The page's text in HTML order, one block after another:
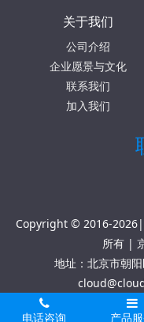
关于我们
公司介绍
企业愿景与文化
联系我们
加入我们
Copyright © 2016-2026|
所有 |
地址：北京市朝
电话咨询 产品